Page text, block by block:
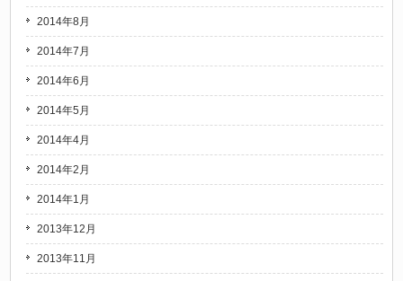
2014年8月
2014年7月
2014年6月
2014年5月
2014年4月
2014年2月
2014年1月
2013年12月
2013年11月